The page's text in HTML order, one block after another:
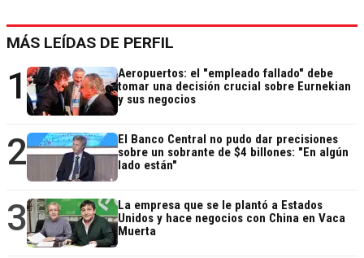
MÁS LEÍDAS DE PERFIL
1
Aeropuertos: el "empleado fallado" debe
tomar una decisión crucial sobre Eurnekian
y sus negocios
2
El Banco Central no pudo dar precisiones
sobre un sobrante de $4 billones: "En algún
lado están"
3
La empresa que se le plantó a Estados
Unidos y hace negocios con China en Vaca
Muerta